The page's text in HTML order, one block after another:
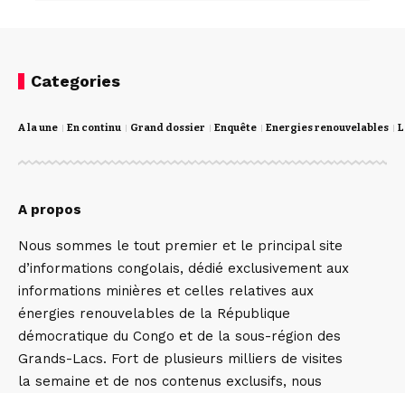
Categories
A la une En continu Grand dossier Enquête Energies renouvelables
A propos
Nous sommes le tout premier et le principal site
d’informations congolais, dédié exclusivement aux
informations minières et celles relatives aux
énergies renouvelables de la République
démocratique du Congo et de la sous-région des
Grands-Lacs. Fort de plusieurs milliers de visites
la semaine et de nos contenus exclusifs, nous